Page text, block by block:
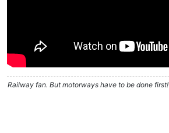
Railway fan. But motorways have to be done first!